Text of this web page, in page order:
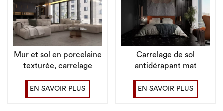
Mur et sol en porcelaine
texturée, carrelage
l'intérieur
EN SAVOIR PLUS
Carrelage de sol
antidérapant mat
porcelaine noire
600x600
EN SAVOIR PLUS